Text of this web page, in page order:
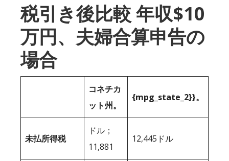
税引き後比較 年収$10
万円、夫婦合算申告の
場合
コネチカ
ット州。
{mpg_state_2}}。
未払所得税
ドル；
11,881
12,445ドル